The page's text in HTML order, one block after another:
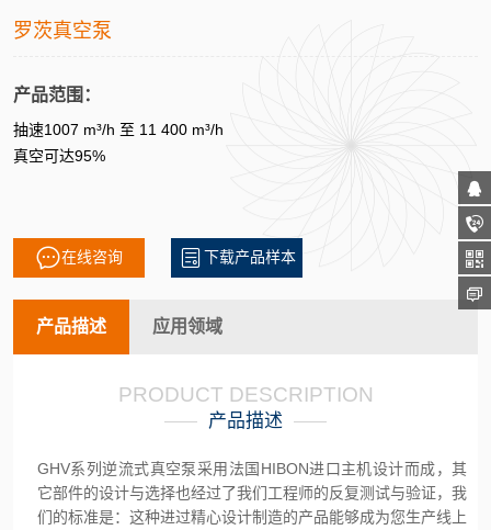
罗茨真空泵
产品范围：
抽速1007 m³/h 至 11 400 m³/h
真空可达95%
在线咨询 下载产品样本
产品描述 应用领域
PRODUCT DESCRIPTION
产品描述
GHV系列逆流式真空泵采用法国HIBON进口主机设计而成，其
它部件的设计与选择也经过了我们工程师的反复测试与验证，我
们的标准是：这种进过精心设计制造的产品能够成为您生产线上